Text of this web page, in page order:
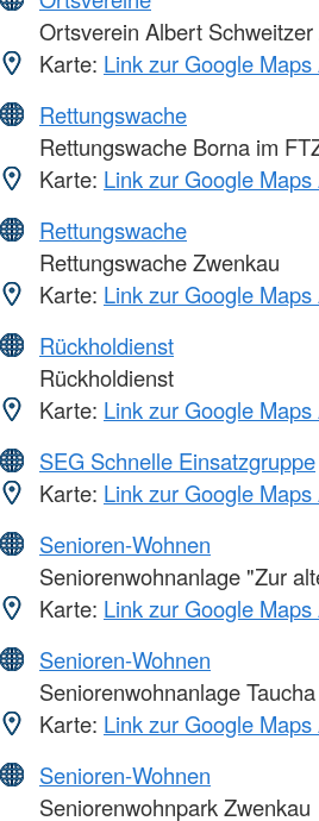
Ortsverein Albert Schweitzer
Karte: Link zur Google
Rettungswache
Rettungswache Borna im
Karte: Link zur Google
Rettungswache
Rettungswache Zwenkau
Karte: Link zur Google
Rückholdienst
Rückholdienst
Karte: Link zur Google
SEG Schnelle Einsatzgruppe
Karte: Link zur Google
Senioren-Wohnen
Seniorenwohnanlage "Zur
Karte: Link zur Google
Senioren-Wohnen
Seniorenwohnanlage Taucha
Karte: Link zur Google
Senioren-Wohnen
Seniorenwohnpark Zwenkau